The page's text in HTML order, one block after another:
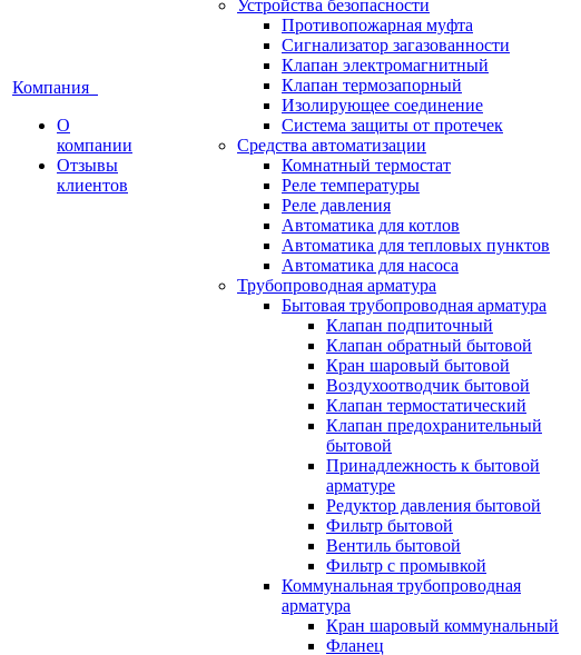
Компания
О
компании
Отзывы
клиентов
Устройства безопасности
Противопожарная муфта
Сигнализатор загазованности
Клапан электромагнитный
Клапан термозапорный
Изолирующее соединение
Система защиты от протечек
Средства автоматизации
Комнатный термостат
Реле температуры
Реле давления
Автоматика для котлов
Автоматика для тепловых пунктов
Автоматика для насоса
Трубопроводная арматура
Бытовая трубопроводная арматура
Клапан подпиточный
Клапан обратный бытовой
Кран шаровый бытовой
Воздухоотводчик бытовой
Клапан термостатический
Клапан предохранительный
бытовой
Принадлежность к бытовой
арматуре
Редуктор давления бытовой
Фильтр бытовой
Вентиль бытовой
Фильтр с промывкой
Коммунальная трубопроводная
арматура
Кран шаровый коммунальный
Фланец